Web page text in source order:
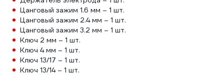
Цанговый зажим 1.6 мм – 1 шт.
Цанговый зажим 2.4 мм – 1 шт.
Цанговый зажим 3.2 мм – 1 шт.
Ключ 2 мм – 1 шт.
Ключ 4 мм – 1 шт.
Ключ 13/17 – 1 шт.
Ключ 13/14 – 1 шт.